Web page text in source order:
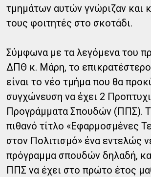
τμημάτων αυτών γνώριζαν και
τους φοιτητές στο σκοτάδι.
Σύμφωνα με τα λεγόμενα του
ΔΠΘ κ. Μάρη, το
είναι το νέο τμήμα που θα
συγχώνευση να έχει 2
Προγράμματα Σπουδών (ΠΠΣ).
πιθανό τίτλο «Εφαρμοσμένες
στον Πολιτισμό» ένα εντελώς
πρόγραμμα σπουδών δηλαδή,
ΠΠΣ να έχει στο πρώτο έτος